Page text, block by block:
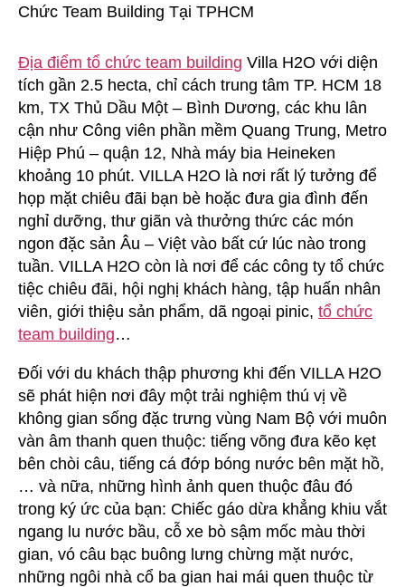
Địa điểm tổ chức team building Villa H2O với diện
tích gần 2.5 hecta, chỉ cách trung tâm TP. HCM 18
km, TX Thủ Dầu Một – Bình Dương, các khu lân
cận như Công viên phần mềm Quang Trung, Metro
Hiệp Phú – quận 12, Nhà máy bia Heineken
khoảng 10 phút. VILLA H2O là nơi rất lý tưởng để
họp mặt chiêu đãi bạn bè hoặc đưa gia đình đến
nghỉ dưỡng, thư giãn và thưởng thức các món
ngon đặc sản Âu – Việt vào bất cứ lúc nào trong
tuần. VILLA H2O còn là nơi để các công ty tổ chức
tiệc chiêu đãi, hội nghị khách hàng, tập huấn nhân
viên, giới thiệu sản phẩm, dã ngoại pinic, tổ chức
team building…
Đối với du khách thập phương khi đến VILLA H2O
sẽ phát hiện nơi đây một trải nghiệm thú vị về
không gian sống đặc trưng vùng Nam Bộ với muôn
vàn âm thanh quen thuộc: tiếng võng đưa kẽo kẹt
bên chòi câu, tiếng cá đớp bóng nước bên mặt hồ,
… và nữa, những hình ảnh quen thuộc đâu đó
trong ký ức của bạn: Chiếc gáo dừa khẳng khiu vắt
ngang lu nước bầu, cỗ xe bò sậm mốc màu thời
gian, vó câu bạc buông lưng chừng mặt nước,
những ngôi nhà cổ ba gian hai mái quen thuộc từ